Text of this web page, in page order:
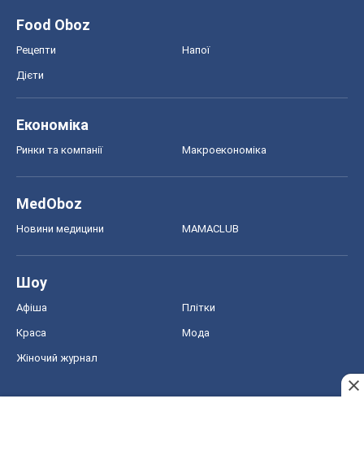
Food Oboz
Рецепти Напої
Дієти
Економіка
Ринки та компанії Макроекономіка
MedOboz
Новини медицини MAMACLUB
Шоу
Афіша Плітки
Краса Мода
Жіночий журнал